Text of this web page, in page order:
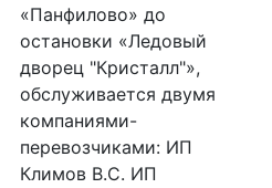
«Панфилово» до
остановки «Ледовый
дворец "Кристалл"»,
обслуживается двумя
компаниями-
перевозчиками: ИП
Климов В.С. ИП